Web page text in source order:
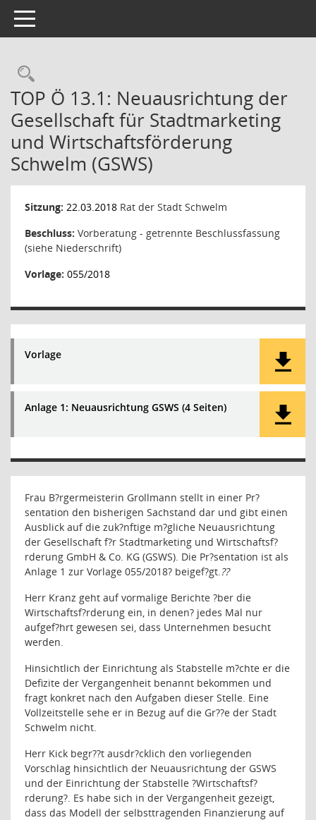
Toggle navigation
Rechercheauswahl
TOP Ö 13.1: Neuausrichtung der
Gesellschaft für Stadtmarketing
und Wirtschaftsförderung
Schwelm (GSWS)
Sitzung: 22.03.2018 Rat der Stadt Schwelm
Beschluss: Vorberatung - getrennte Beschlussfassung
(siehe Niederschrift)
Vorlage: 055/2018
Vorlage
Anlage 1: Neuausrichtung GSWS (4 Seiten)
Frau B?rgermeisterin Grollmann stellt in einer Pr?
sentation den bisherigen Sachstand dar und gibt einen
Ausblick auf die zuk?nftige m?gliche Neuausrichtung
der Gesellschaft f?r Stadtmarketing und Wirtschaftsf?
rderung GmbH & Co. KG (GSWS). Die Pr?sentation ist als
Anlage 1 zur Vorlage 055/2018? beigef?gt.??
Herr Kranz geht auf vormalige Berichte ?ber die
Wirtschaftsf?rderung ein, in denen? jedes Mal nur
aufgef?hrt gewesen sei, dass Unternehmen besucht
werden.
Hinsichtlich der Einrichtung als Stabstelle m?chte er die
Defizite der Vergangenheit benannt bekommen und
fragt konkret nach den Aufgaben dieser Stelle. Eine
Vollzeitstelle sehe er in Bezug auf die Gr??e der Stadt
Schwelm nicht.
Herr Kick begr??t ausdr?cklich den vorliegenden
Vorschlag hinsichtlich der Neuausrichtung der GSWS
und der Einrichtung der Stabstelle ?Wirtschaftsf?
rderung?. Es habe sich in der Vergangenheit gezeigt,
dass das Modell der selbsttragenden Finanzierung auf